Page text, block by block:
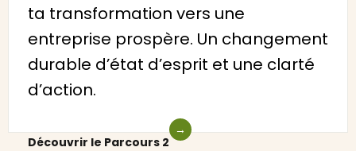
ta transformation vers une
entreprise prospère. Un changement
durable d’état d’esprit et une clarté
d’action.
Découvrir le Parcours 2
→